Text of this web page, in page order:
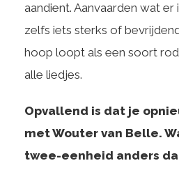
aandient. Aanvaarden wat er
zelfs iets sterks of
hoop loopt als een soort
alle liedjes.
Opvallend is dat je
met Wouter van Belle.
twee-eenheid anders